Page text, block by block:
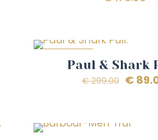
Paul & Shark
€299.00 €